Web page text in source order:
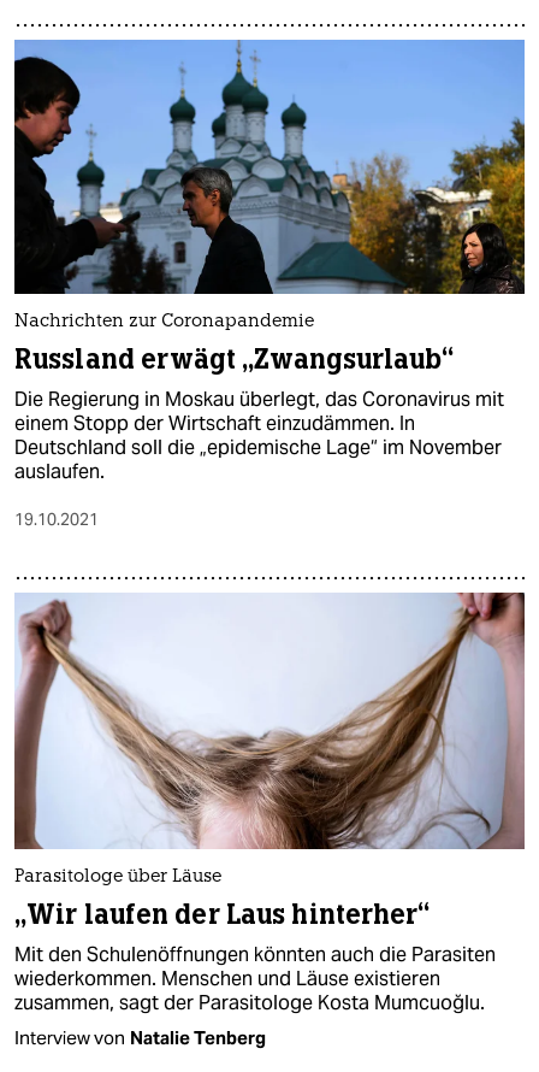
Nachrichten zur Coronapandemie
Russland erwägt „Zwangsurlaub“
Die Regierung in Moskau überlegt, das Coronavirus mit
einem Stopp der Wirtschaft einzudämmen. In
Deutschland soll die „epidemische Lage“ im November
auslaufen.
19.10.2021
Parasitologe über Läuse
„Wir laufen der Laus hinterher“
Mit den Schulenöffnungen könnten auch die Parasiten
wiederkommen. Menschen und Läuse existieren
zusammen, sagt der Parasitologe Kosta Mumcuoğlu.
Interview von Natalie Tenberg